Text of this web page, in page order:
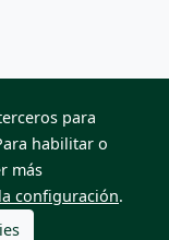
de Piezas
para
habilitar o
más
configuración.